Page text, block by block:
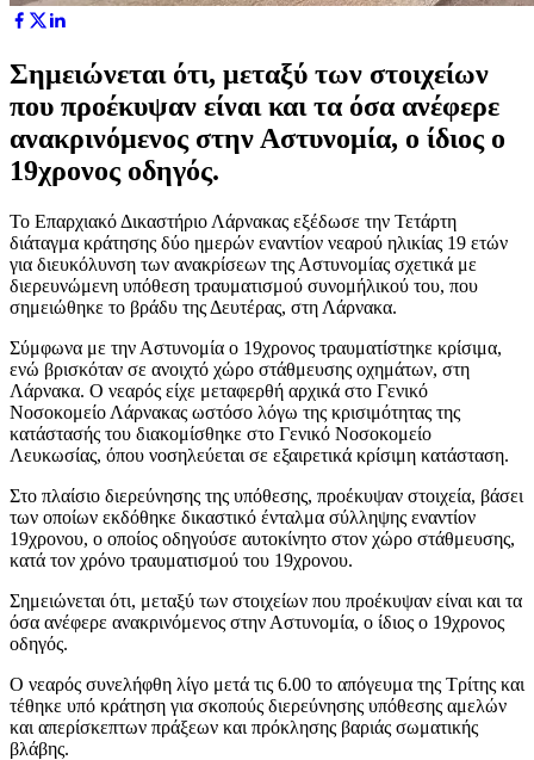
Σημειώνεται ότι, μεταξύ των στοιχείων
που προέκυψαν είναι και τα όσα ανέφερε
ανακρινόμενος στην Αστυνομία, ο ίδιος ο
19χρονος οδηγός.
Το Επαρχιακό Δικαστήριο Λάρνακας εξέδωσε την Τετάρτη
διάταγμα κράτησης δύο ημερών εναντίον νεαρού ηλικίας 19 ετών
για διευκόλυνση των ανακρίσεων της Αστυνομίας σχετικά με
διερευνώμενη υπόθεση τραυματισμού συνομήλικού του, που
σημειώθηκε το βράδυ της Δευτέρας, στη Λάρνακα.
Σύμφωνα με την Αστυνομία ο 19χρονος τραυματίστηκε κρίσιμα,
ενώ βρισκόταν σε ανοιχτό χώρο στάθμευσης οχημάτων, στη
Λάρνακα. Ο νεαρός είχε μεταφερθή αρχικά στο Γενικό
Νοσοκομείο Λάρνακας ωστόσο λόγω της κρισιμότητας της
κατάστασής του διακομίσθηκε στο Γενικό Νοσοκομείο
Λευκωσίας, όπου νοσηλεύεται σε εξαιρετικά κρίσιμη κατάσταση.
Στο πλαίσιο διερεύνησης της υπόθεσης, προέκυψαν στοιχεία, βάσει
των οποίων εκδόθηκε δικαστικό ένταλμα σύλληψης εναντίον
19χρονου, ο οποίος οδηγούσε αυτοκίνητο στον χώρο στάθμευσης,
κατά τον χρόνο τραυματισμού του 19χρονου.
Σημειώνεται ότι, μεταξύ των στοιχείων που προέκυψαν είναι και τα
όσα ανέφερε ανακρινόμενος στην Αστυνομία, ο ίδιος ο 19χρονος
οδηγός.
Ο νεαρός συνελήφθη λίγο μετά τις 6.00 το απόγευμα της Τρίτης και
τέθηκε υπό κράτηση για σκοπούς διερεύνησης υπόθεσης αμελών
και απερίσκεπτων πράξεων και πρόκλησης βαριάς σωματικής
βλάβης.